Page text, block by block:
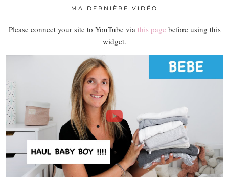
MA DERNIÈRE VIDÉO
Please connect your site to YouTube via this page before using this
widget.